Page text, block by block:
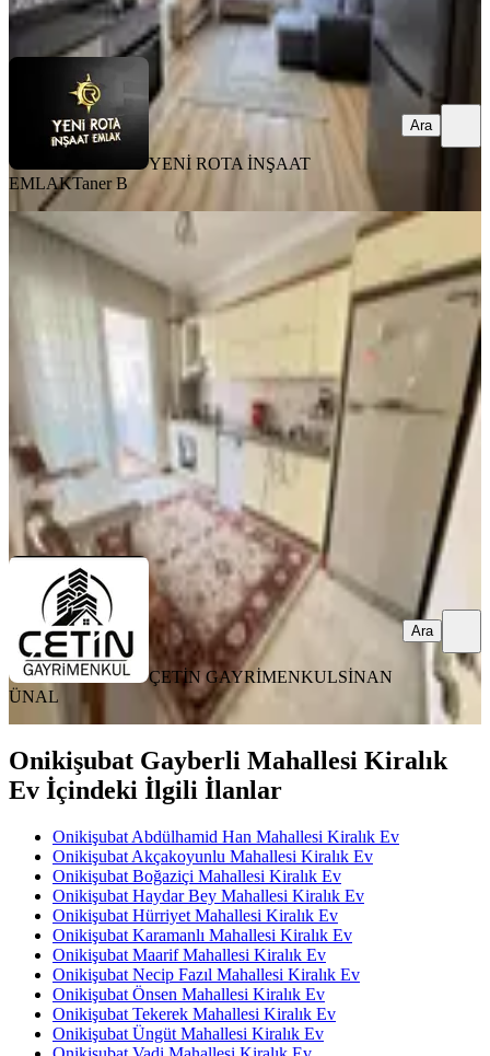
Ara
YENİ ROTA İNŞAAT
EMLAKTaner B
Ara
MANZARALI
Çetin Gayrimenkulden Şekerdere
Cadde Üzeri Kiralık 4+1
Onikişubat, Karamanlı Mahallesi
01.08.2026
30.000 ₺
ÇETİN GAYRİMENKULSİNAN ÜNAL
Ara
ÇETİN GAYRİMENKULSİNAN
ÜNAL
Ara
Onikişubat Gayberli Mahallesi Kiralık
Ev İçindeki İlgili İlanlar
Onikişubat Abdülhamid Han Mahallesi Kiralık Ev
Onikişubat Akçakoyunlu Mahallesi Kiralık Ev
Onikişubat Boğaziçi Mahallesi Kiralık Ev
Onikişubat Haydar Bey Mahallesi Kiralık Ev
Onikişubat Hürriyet Mahallesi Kiralık Ev
Onikişubat Karamanlı Mahallesi Kiralık Ev
Onikişubat Maarif Mahallesi Kiralık Ev
Onikişubat Necip Fazıl Mahallesi Kiralık Ev
Onikişubat Önsen Mahallesi Kiralık Ev
Onikişubat Tekerek Mahallesi Kiralık Ev
Onikişubat Üngüt Mahallesi Kiralık Ev